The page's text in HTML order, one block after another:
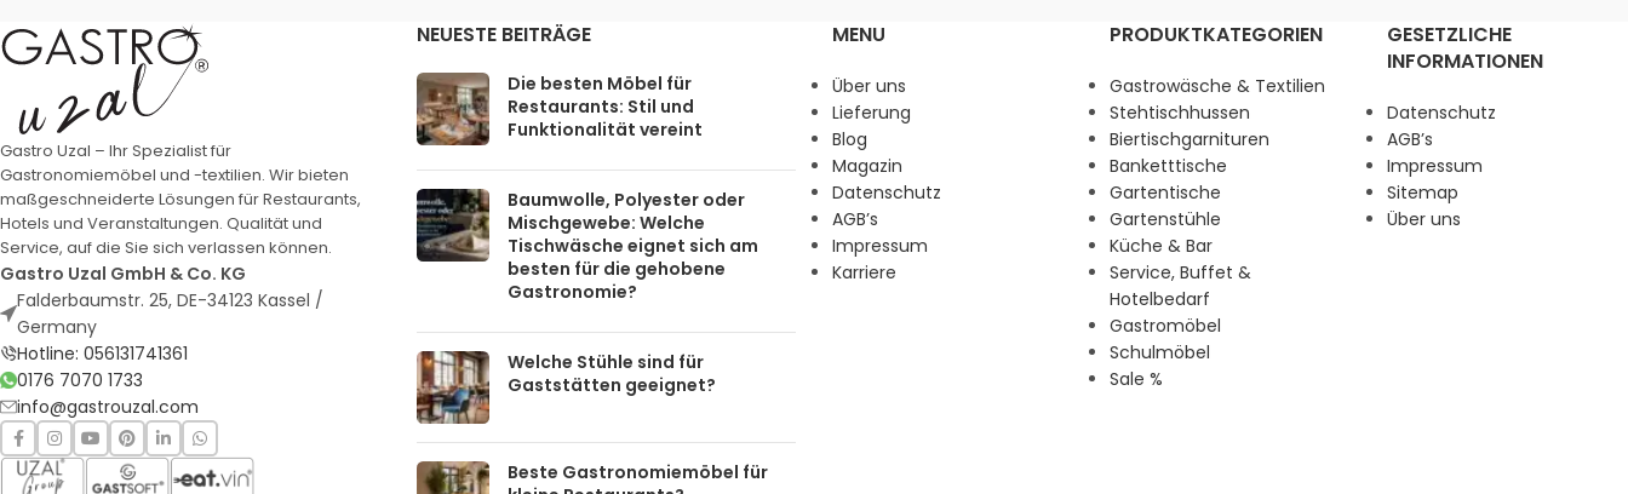
Gastro Uzal – Ihr Spezialist für
Gastronomiemöbel und -textilien. Wir bieten
maßgeschneiderte Lösungen für Restaurants,
Hotels und Veranstaltungen. Qualität und
Service, auf die Sie sich verlassen können.
Gastro Uzal GmbH & Co. KG
Falderbaumstr. 25, DE-34123 Kassel /
Germany
Hotline: 056131741361
0176 7070 1733
info@gastrouzal.com
NEUESTE BEITRÄGE
Die besten Möbel für
Restaurants: Stil und
Funktionalität vereint
Baumwolle, Polyester oder
Mischgewebe: Welche
Tischwäsche eignet sich am
besten für die gehobene
Gastronomie?
Welche Stühle sind für
Gaststätten geeignet?
Beste Gastronomiemöbel für
MENU
Über uns
Lieferung
Blog
Magazin
Datenschutz
AGB’s
Impressum
Karriere
PRODUKTKATEGORIEN
Gastrowäsche & Textilien
Stehtischhussen
Biertischgarnituren
Banketttische
Gartentische
Gartenstühle
Küche & Bar
Service, Buffet &
Hotelbedarf
Gastromöbel
Schulmöbel
Sale %
GESETZLICHE
INFORMATIONEN
Datenschutz
AGB’s
Impressum
Sitemap
Über uns